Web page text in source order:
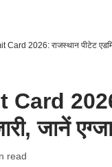
2026: राजस्थान पीटेट एडमिट
जानें
read